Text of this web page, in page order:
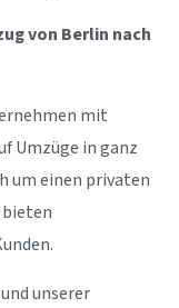
von Berlin nach
mit
Umzüge in ganz
um einen privaten
unserer